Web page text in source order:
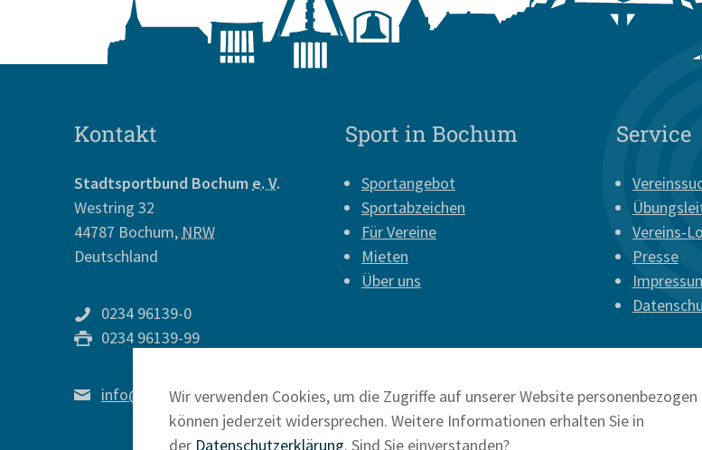
Kontakt
Stadtsportbund Bochum e. V.
Westring 32
44787 Bochum, NRW
Deutschland
0234 96139-0
0234 96139-99
info@sport-in-bochum.de
Sport in Bochum
Sportangebot
Sportabzeichen
Für Vereine
Mieten
Über uns
Service
Vereins-
Presse
Wir verwenden Cookies, um die Zugriffe auf unserer Website personenbezogen
können jederzeit widersprechen. Weitere Informationen erhalten Sie in
der Datenschutzerklärung. Sind Sie einverstanden?